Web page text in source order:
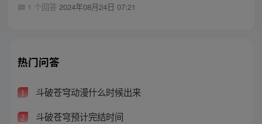
1 个回答 2024年08月24日 07:21
热门问答
1 斗破苍穹动漫什么时候出来
2 斗破苍穹预计完结时间